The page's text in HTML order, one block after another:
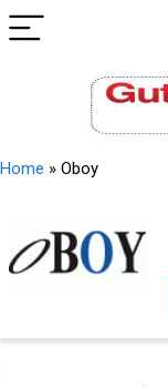
Home » Oboy